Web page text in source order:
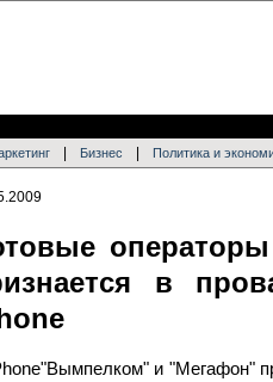
Бизнес Политика и
в
"Вымпелком" и "Мегафон"